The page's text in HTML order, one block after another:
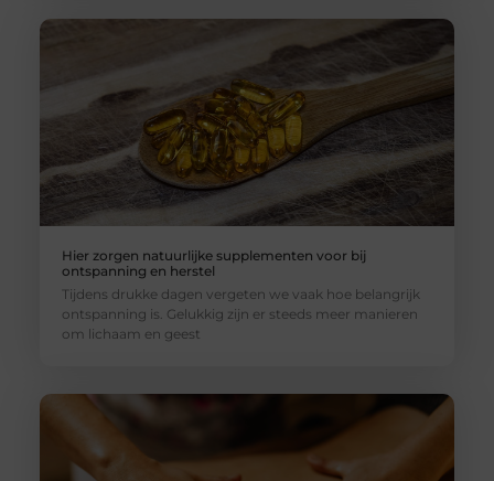
Hier zorgen natuurlijke supplementen voor bij
ontspanning en herstel
Tijdens drukke dagen vergeten we vaak hoe belangrijk
ontspanning is. Gelukkig zijn er steeds meer manieren
om lichaam en geest